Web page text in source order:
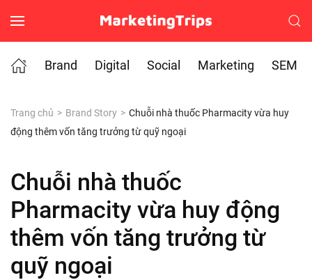
Skip to main content
Brand
Digital Social Marketing SEM
Trang chủ Brand Story
Chuỗi nhà thuốc Pharmacity vừa huy
động thêm vốn tăng trưởng từ quỹ ngoại
Chuỗi nhà thuốc
Pharmacity vừa huy động
thêm vốn tăng trưởng từ
quỹ ngoại